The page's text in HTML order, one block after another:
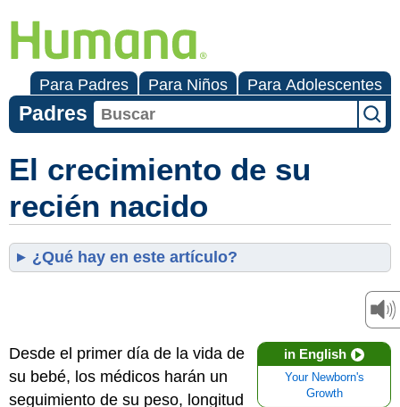
Para Padres Para Niños Para Adolescentes
Padres
El crecimiento de su
recién nacido
¿Qué hay en este artículo?
in English
Your Newborn's
Growth
Desde el primer día de la vida de
su bebé, los médicos harán un
seguimiento de su peso, longitud